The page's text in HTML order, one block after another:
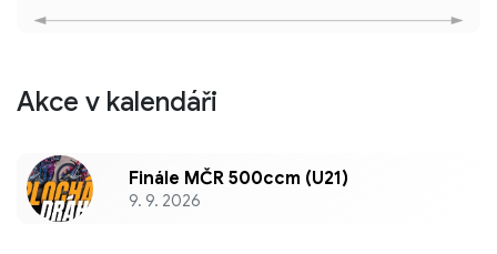
Akce v kalendáři
Finále MČR 500ccm (U21)
9. 9. 2026